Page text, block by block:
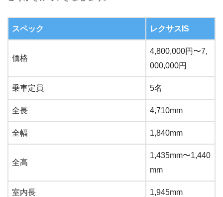
スペック レクサスIS
価格
4,800,000円〜7,
000,000円
乗車定員 5名
全長 4,710mm
全幅 1,840mm
全高
1,435mm〜1,440
mm
室内長 1,945mm